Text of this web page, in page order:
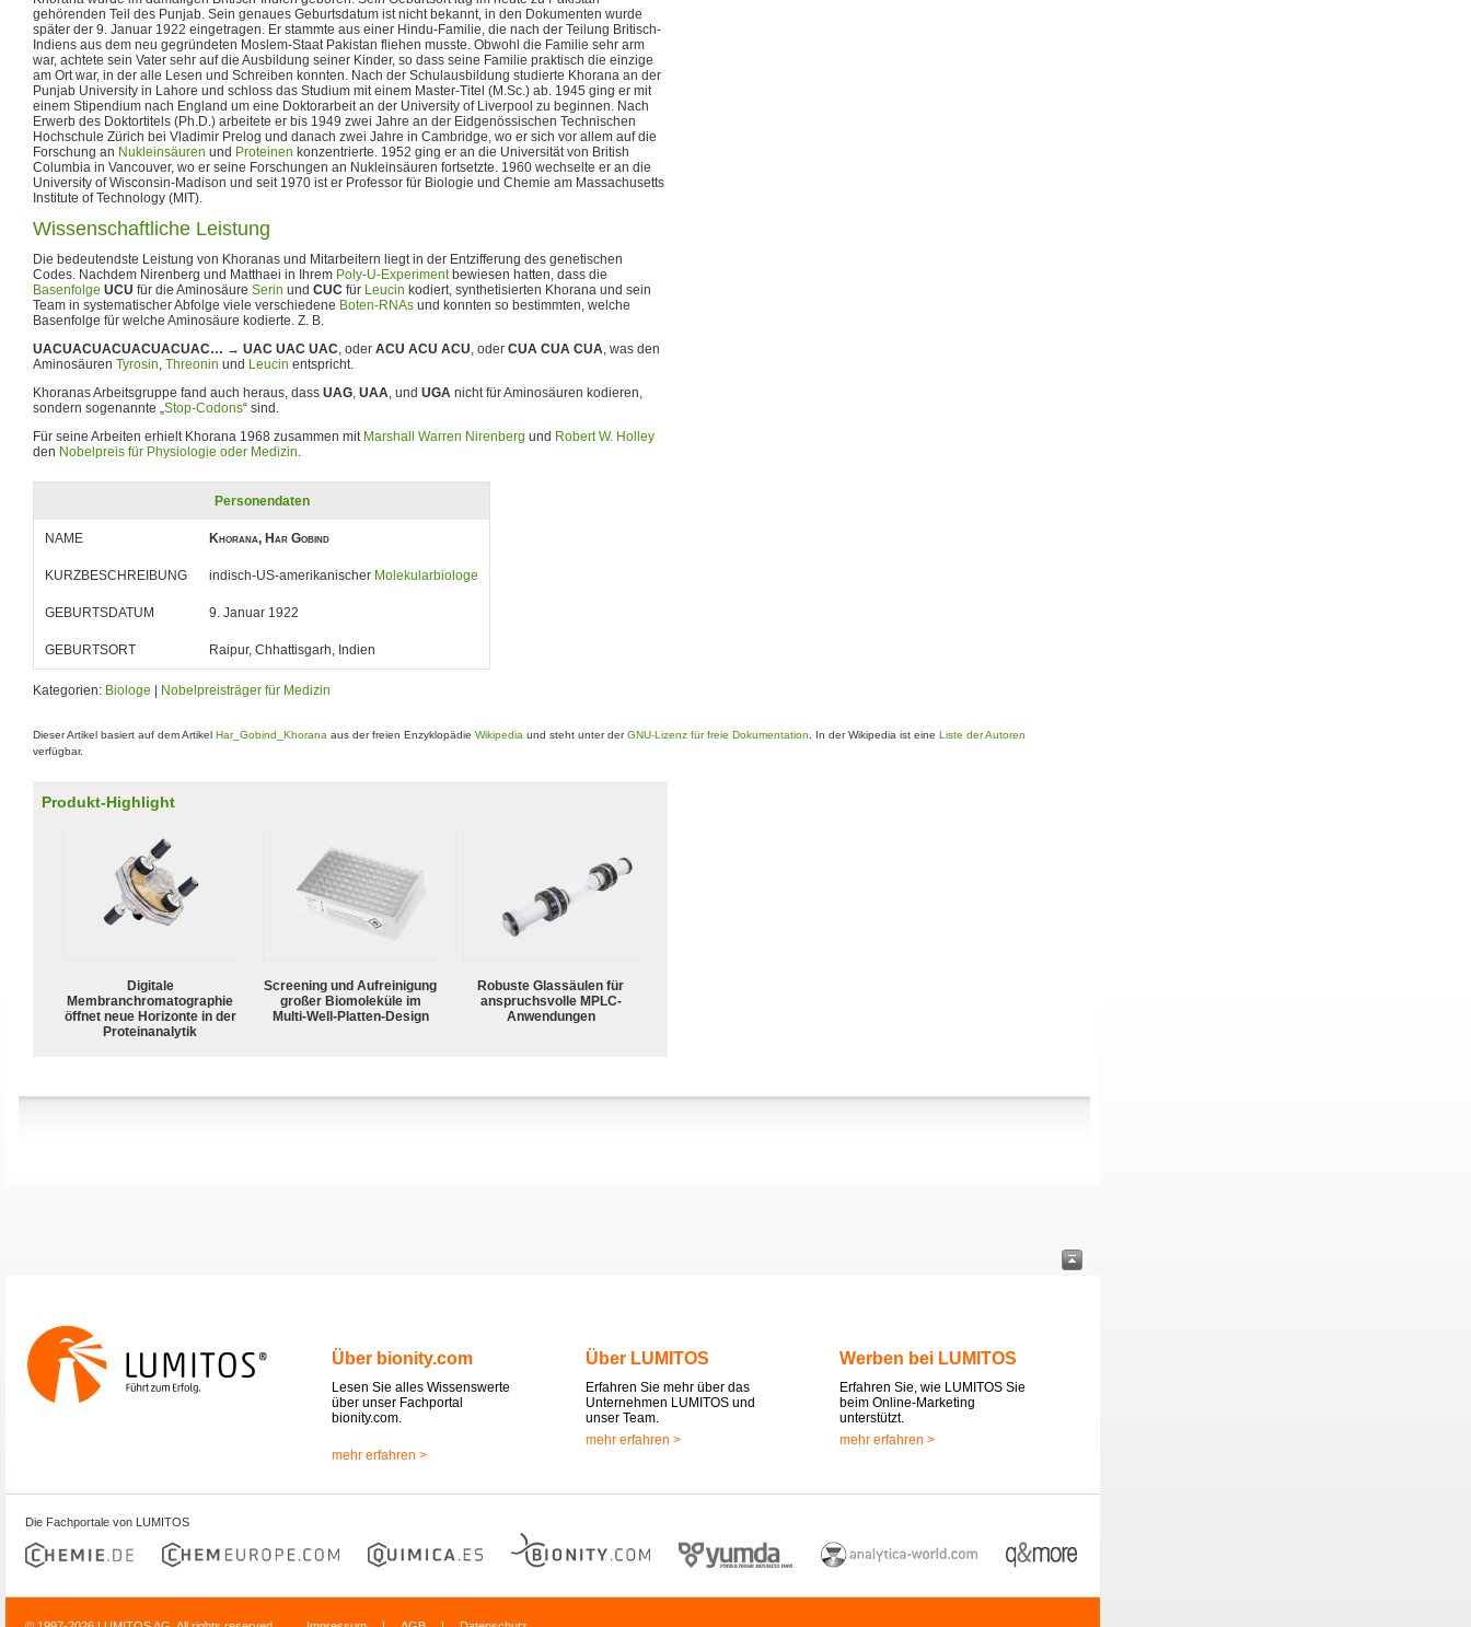
gehörenden Teil des Punjab. Sein genaues Geburtsdatum ist nicht bekannt, in den Dokumenten wurde
später der 9. Januar 1922 eingetragen. Er stammte aus einer Hindu-Familie, die nach der Teilung Britisch-
Indiens aus dem neu gegründeten Moslem-Staat Pakistan fliehen musste. Obwohl die Familie sehr arm
war, achtete sein Vater sehr auf die Ausbildung seiner Kinder, so dass seine Familie praktisch die einzige
am Ort war, in der alle Lesen und Schreiben konnten. Nach der Schulausbildung studierte Khorana an der
Punjab University in Lahore und schloss das Studium mit einem Master-Titel (M.Sc.) ab. 1945 ging er mit
einem Stipendium nach England um eine Doktorarbeit an der University of Liverpool zu beginnen. Nach
Erwerb des Doktortitels (Ph.D.) arbeitete er bis 1949 zwei Jahre an der Eidgenössischen Technischen
Hochschule Zürich bei Vladimir Prelog und danach zwei Jahre in Cambridge, wo er sich vor allem auf die
Forschung an Nukleinsäuren und Proteinen konzentrierte. 1952 ging er an die Universität von British
Columbia in Vancouver, wo er seine Forschungen an Nukleinsäuren fortsetzte. 1960 wechselte er an die
University of Wisconsin-Madison und seit 1970 ist er Professor für Biologie und Chemie am Massachusetts
Institute of Technology (MIT).
Wissenschaftliche Leistung
Die bedeutendste Leistung von Khoranas und Mitarbeitern liegt in der Entzifferung des genetischen
Codes. Nachdem Nirenberg und Matthaei in Ihrem Poly-U-Experimentbewiesen hatten, dass die
Basenfolge UCU für die Aminosäure Serin und CUC für Leucin kodiert, synthetisierten Khorana und sein
Team in systematischer Abfolge viele verschiedene Boten-RNAs und konnten so bestimmten, welche
Basenfolge für welche Aminosäure kodierte. Z. B.
UACUACUACUACUACUAC… → UAC UAC UAC, oder ACU ACU ACU, oder CUA CUA CUA, was den
Aminosäuren Tyrosin, Threonin und Leucin entspricht.
Khoranas Arbeitsgruppe fand auch heraus, dass UAG, UAA, und UGA nicht für Aminosäuren kodieren,
sondern sogenannte „Stop-Codons“ sind.
Für seine Arbeiten erhielt Khorana 1968 zusammen mit Marshall Warren Nirenberg und Robert W. Holley
den Nobelpreis für Physiologie oder Medizin.
Personendaten
NAME Khorana, Har Gobind
KURZBESCHREIBUNG indisch-US-amerikanischer Molekularbiologe
GEBURTSDATUM 9. Januar 1922
GEBURTSORT Raipur, Chhattisgarh, Indien
Kategorien: Biologe Nobelpreisträger für Medizin
Dieser Artikel basiert auf dem Artikel Har_Gobind_Khorana aus der freien Enzyklopädie Wikipedia und steht unter derGNU-Lizenz für freie Dokumentation . In der Wikipedia ist eine Liste der Autoren
verfügbar.
Produkt-Highlight
Digitale
Membranchromatographie
öffnet neue Horizonte in der
Proteinanalytik
Screening und Aufreinigung
großer Biomoleküle im
Multi-Well-Platten-Design
Robuste Glassäulen für
anspruchsvolle MPLC-
Anwendungen
Über bionity.com
Lesen Sie alles Wissenswerte
über unser Fachportal
bionity.com.
mehr erfahren >
Über LUMITOS
Erfahren Sie mehr über das
Unternehmen LUMITOS und
unser Team.
mehr erfahren >
Werben bei LUMITOS
Erfahren Sie, wie LUMITOS Sie
beim Online-Marketing
unterstützt.
mehr erfahren >
Die Fachportale von LUMITOS